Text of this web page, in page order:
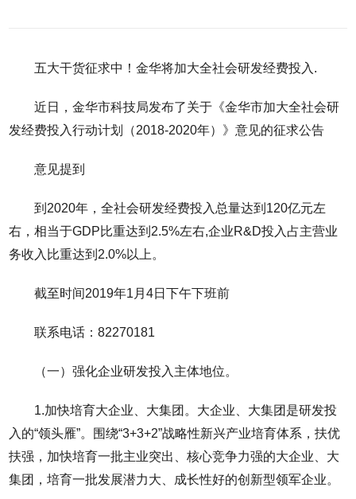
五大干货征求中！金华将加大全社会研发经费投入.
近日，金华市科技局发布了关于《金华市加大全社会研
发经费投入行动计划（2018-2020年）》意见的征求公告
意见提到
到2020年，全社会研发经费投入总量达到120亿元左
右，相当于GDP比重达到2.5%左右,企业R&D投入占主营业
务收入比重达到2.0%以上。
截至时间2019年1月4日下午下班前
联系电话：82270181
（一）强化企业研发投入主体地位。
1.加快培育大企业、大集团。大企业、大集团是研发投
入的“领头雁”。围绕“3+3+2”战略性新兴产业培育体系，扶优
扶强，加快培育一批主业突出、核心竞争力强的大企业、大
集团，培育一批发展潜力大、成长性好的创新型领军企业。